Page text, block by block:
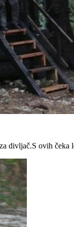
divljač.S ovih čeka